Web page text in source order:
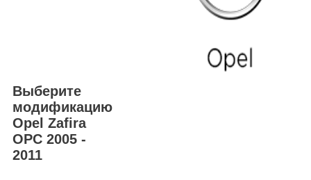
Выберите
модификацию
Opel Zafira
OPC 2005 -
2011